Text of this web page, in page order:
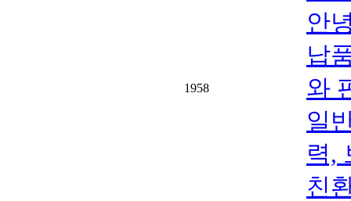
1958
안
납
와
일
력,
친